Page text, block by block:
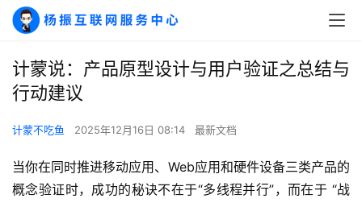
计蒙说：产品原型设计与用户验证之总结与
行动建议
计蒙不吃鱼 2025年12月16日 08:14 最新文档
当你在同时推进移动应用、Web应用和硬件设备三类产品的
概念验证时，成功的秘诀不在于“多线程并行”，而在于 “战